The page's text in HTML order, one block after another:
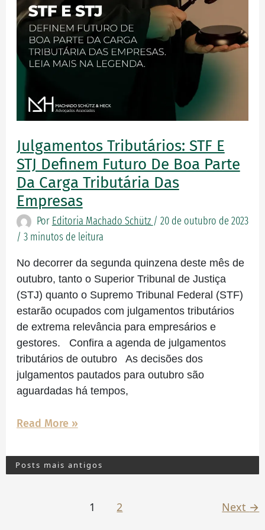
Julgamentos Tributários: STF E
STJ Definem Futuro De Boa Parte
Da Carga Tributária Das
Empresas
Por Editoria Machado Schütz / 20 de outubro de 2023
/ 3 minutos de leitura
No decorrer da segunda quinzena deste mês de
outubro, tanto o Superior Tribunal de Justiça
(STJ) quanto o Supremo Tribunal Federal (STF)
estarão ocupados com julgamentos tributários
de extrema relevância para empresários e
gestores. Confira a agenda de julgamentos
tributários de outubro As decisões dos
julgamentos pautados para outubro são
aguardadas há tempos,
de
boa
parte
da
carga
das
empresas
Read More »
Posts mais antigos
1 2 Next →